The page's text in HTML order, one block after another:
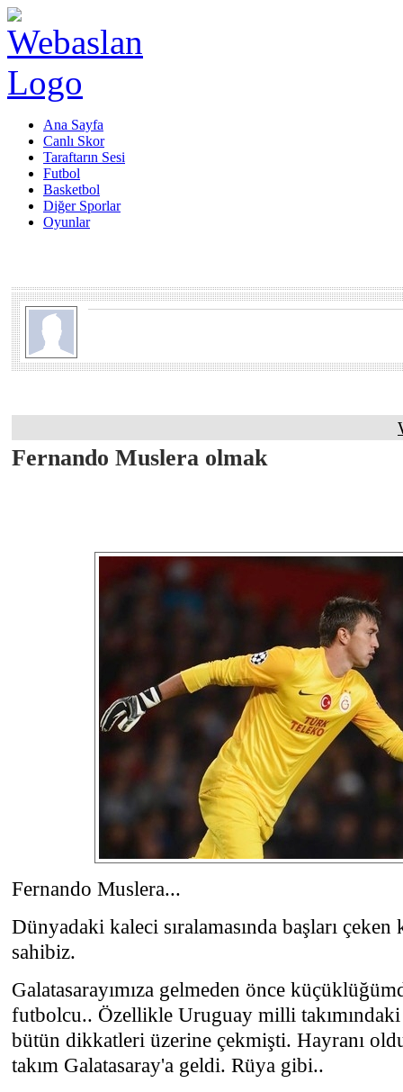
Ana Sayfa
Canlı Skor
Taraftarın Sesi
Futbol
Basketbol
Diğer Sporlar
Oyunlar
Fernando Muslera olmak
Fernando Muslera...
Dünyadaki kaleci sıralamasında başları
sahibiz.
Galatasarayımıza gelmeden önce
futbolcu.. Özellikle Uruguay milli takımındaki
bütün dikkatleri üzerine çekmişti. Hayranı
takım Galatasaray'a geldi. Rüya gibi..